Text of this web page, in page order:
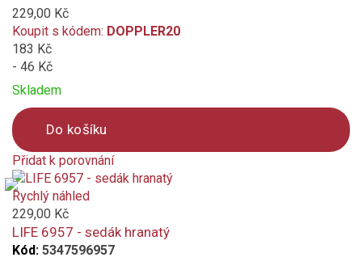
Vhodné pro Gastro
Vododpudivý potah
Výškově nastavitelný
Hotelová kapsa
více... méně
229,00 Kč
Koupit s kódem: DOPPLER20
183 Kč
- 46 Kč
Skladem
Do košíku
Přidat k porovnání
Product
is
added
to
compare
Rychlý náhled
229,00 Kč
LIFE 6957 - sedák hranatý
Kód: 5347596957